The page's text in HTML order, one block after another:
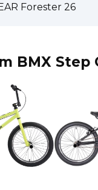
Forester 26
BMX Step